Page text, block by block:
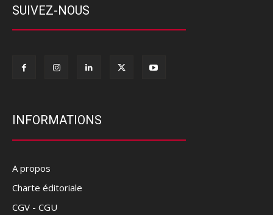
SUIVEZ-NOUS
INFORMATIONS
A propos
Charte éditoriale
CGV - CGU